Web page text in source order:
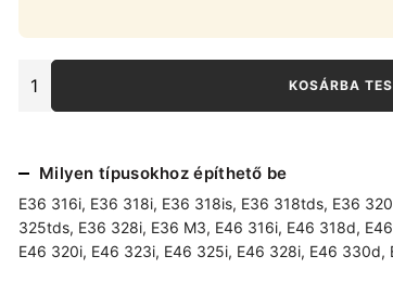
E46
erősített
mennyiség
KOSÁRBA
Milyen típusokhoz építhető be
E36 316i, E36 318i, E36 318is, E36 318tds, E36
325tds, E36 328i, E36 M3, E46 316i, E46 318d,
E46 320i, E46 323i, E46 325i, E46 328i, E46 330d,